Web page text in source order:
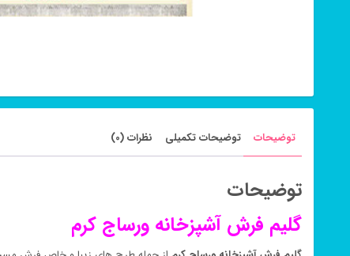
توضیحات توضیحات تکمیلی نظرات (0)
توضیحات
گلیم فرش آشپزخانه ورساج کرم